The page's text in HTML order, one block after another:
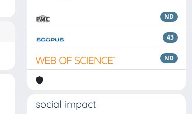
ND
43
ND
social impact